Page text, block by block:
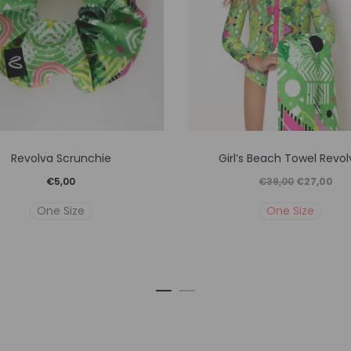
το
Revolva Scrunchie
€5,00
One Size
το
προϊόν
έχει
Girl’s Beach Towel
€39,00 Original
price
€27,00
One Size